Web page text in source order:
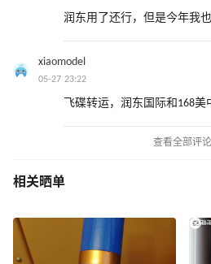
润东用了还行，但是今年我也
xiaomodel
05-27 23:22
飞碟转运，润东国际和168美
查看全部评论
相关晒单